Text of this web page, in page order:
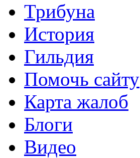
Трибуна
История
Гильдия
Помочь сайту
Карта жалоб
Блоги
Видео